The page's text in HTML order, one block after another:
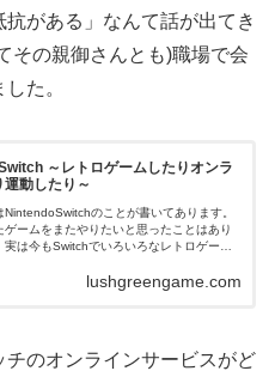
がある」なんて話が出てき
その親御さんとも)職場で会
た。
～レトロゲームしたりオンラ
運動したり～
NintendoSwitchのことが書いてあります。
ゲームをまたやりたいと思ったことはあり
は今もSwitchでいろいろなレトロゲーム
lushgreengame.com
のオンラインサービスがど